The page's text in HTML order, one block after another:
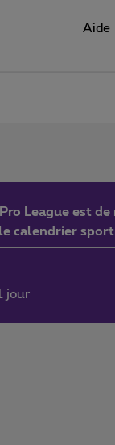
Aide
League est
calendrier
jour